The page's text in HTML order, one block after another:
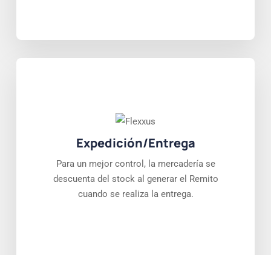
Expedición/Entrega
Para un mejor control, la mercadería se
descuenta del stock al generar el Remito
cuando se realiza la entrega.